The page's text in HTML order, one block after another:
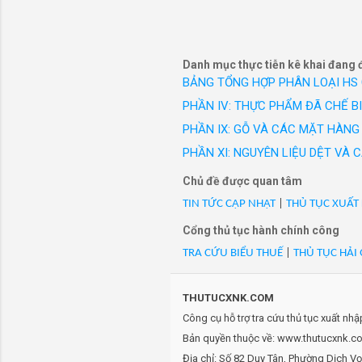
- Mã Hs 17049020: Kẹo
- Mã Hs 17049020:
- Mã Hs 17049020: Sô cô
100%/VN/XK
- Mã Hs 17049020: Sô cô
05/07/2026, mới 100%,
- Mã Hs 17049020: Sô cô
- Mã Hs 17049020: Sô cô
- Mã Hs 17049020: Sôcôla
- Mã Hs 17049020: Socola
05/05/2026, mới 100%,
- Mã Hs 17049020: XK-
- Mã Hs 17049020: XK-
- Mã Hs 17049020: XK-
- Mã Hs 17049020: XK-
Danh mục thực tiễn kê khai đang
BẢNG TỔNG HỢP PHÂN LOẠI HS
PHẦN IV: THỰC PHẨM ĐÃ CHẾ
PHẦN IX: GỖ VÀ CÁC MẶT
PHẦN XI: NGUYÊN LIỆU DỆT VÀ
Chủ đề được quan tâm
TIN TỨC CẬP NHẬT| THỦ TỤC
Cổng thủ tục hành chính công
TRA CỨU BIỂU THUẾ THỦ TỤC HẢI
THUTUCXNK.COM
Công cụ hỗ trợ tra cứu thủ tục xuất
Bản quyền thuộc về:
Địa chỉ: Số 82 Duy Tân, Phường Dịch